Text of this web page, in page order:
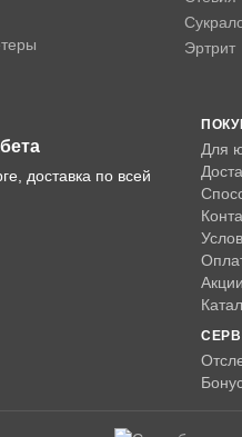
Эртрит
доставка по всей
Для
Акции